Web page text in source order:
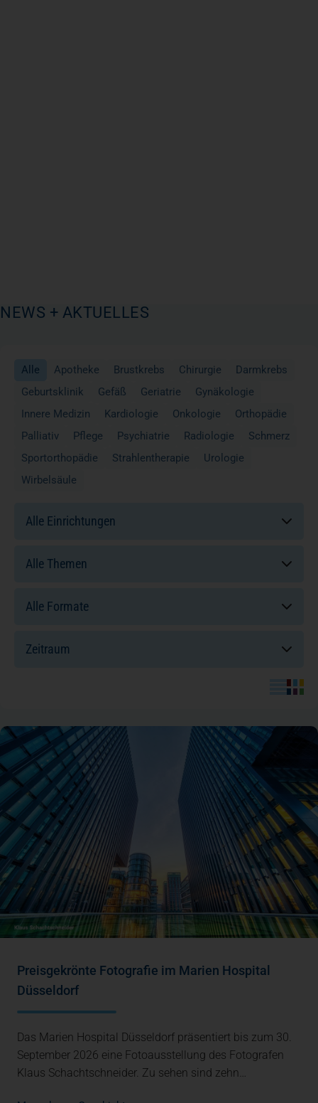
NEWS + AKTUELLES
Alle Apotheke Brustkrebs Chirurgie
Darmkrebs
Geburtsklinik
Gefäß Geriatrie
Gynäkologie
Innere Medizin
Kardiologie Onkologie
Orthopädie
Palliativ
Pflege Psychiatrie Radiologie
Schmerz
Sportorthopädie
Strahlentherapie
Urologie
Wirbelsäule
Preisgekrönte Fotografie im Marien Hospital
Düsseldorf
Das Marien Hospital Düsseldorf präsentiert bis zum 30.
September 2026 eine Fotoausstellung des Fotografen
Klaus Schachtschneider. Zu sehen sind zehn…